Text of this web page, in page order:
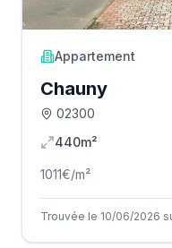
Appartement
Chauny
02300
440m²
1011€/m²
Trouvée le 10/06/2026